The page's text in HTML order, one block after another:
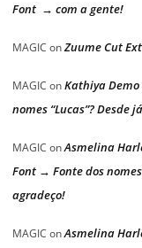
Font → com a gente!
MAGIC onZuume Cut
MAGIC onKathiya
nomes “Lucas”? Desde
MAGIC onAsmelina
Font → Fonte dos
agradeço!
MAGIC onAsmelina